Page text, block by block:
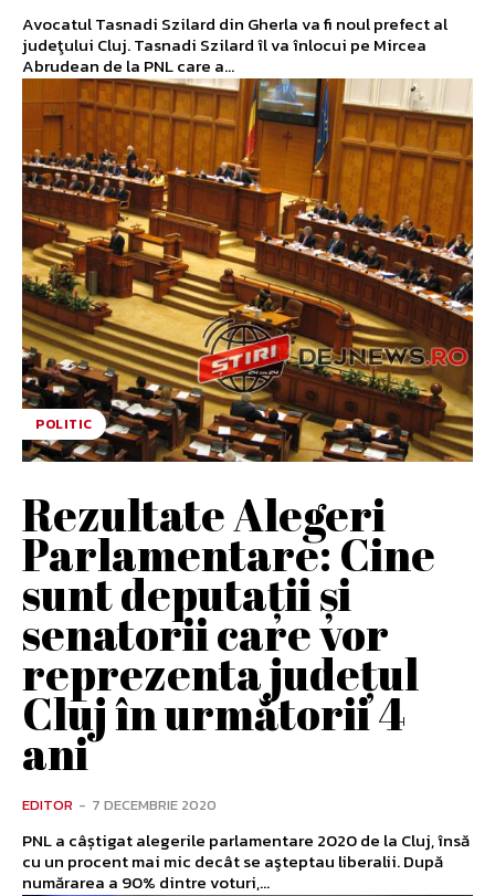
Avocatul Tasnadi Szilard din Gherla va fi noul prefect al
judeţului Cluj. Tasnadi Szilard îl va înlocui pe Mircea
Abrudean de la PNL care a...
POLITIC
Rezultate Alegeri
Parlamentare: Cine
sunt deputaţii şi
senatorii care vor
reprezenta judeţul
Cluj în următorii 4
ani
EDITOR - 7 DECEMBRIE 2020
PNL a câștigat alegerile parlamentare 2020 de la Cluj, însă
cu un procent mai mic decât se aşteptau liberalii. După
numărarea a 90% dintre voturi,...